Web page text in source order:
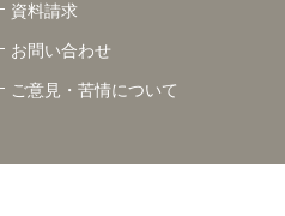
資料請求
お問い合わせ
ご意見・苦情について